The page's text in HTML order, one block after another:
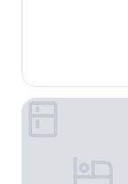
The Connaught,